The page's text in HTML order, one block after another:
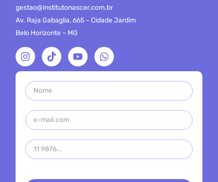
gestao@institutonascer.com.br
Av. Raja Gabaglia, 665 – Cidade Jardim
Belo Horizonte – MG